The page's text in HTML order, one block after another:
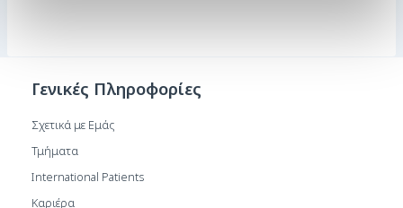
Γενικές Πληροφορίες
Σχετικά με Εμάς
Τμήματα
International Patients
Καριέρα